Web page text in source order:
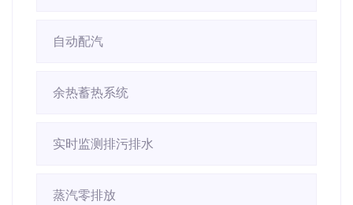
自动配汽
余热蓄热系统
实时监测排污排水
蒸汽零排放